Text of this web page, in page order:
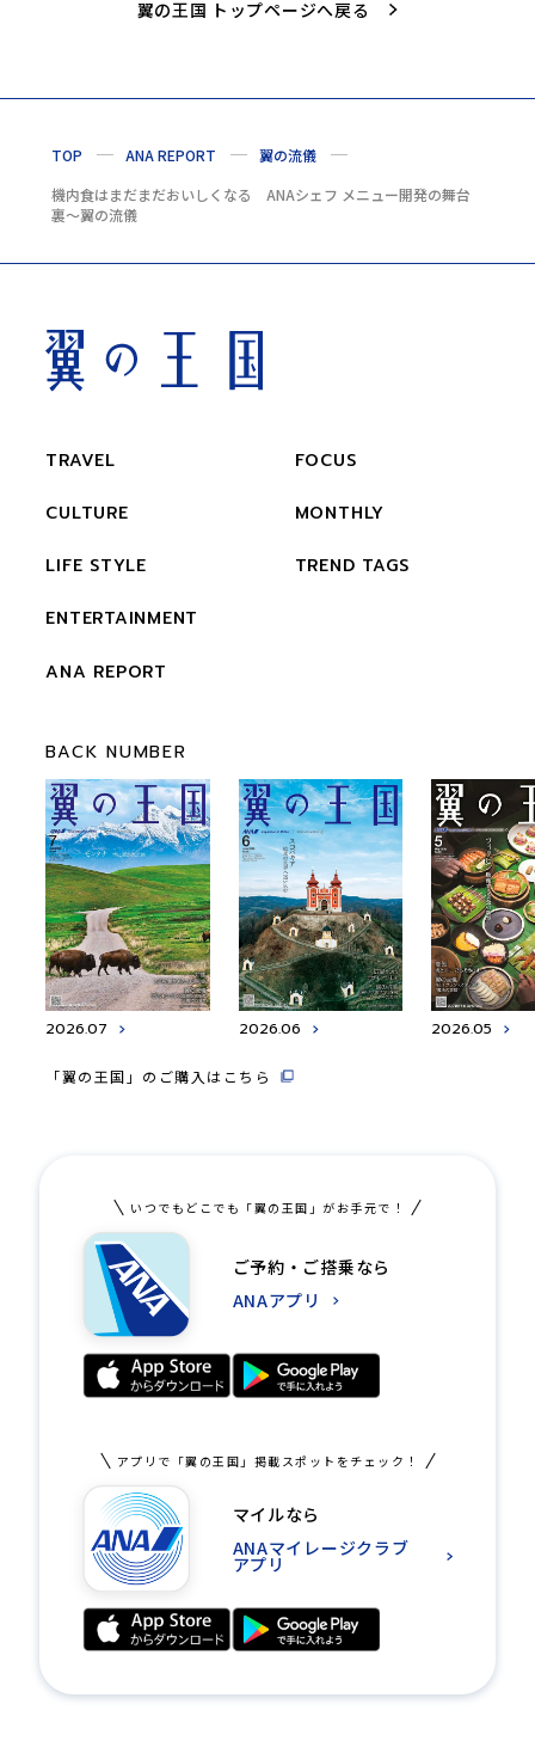
翼の王国 トップページへ戻る
TOP ANA REPORT
翼の流儀
機内食はまだまだおいしくなる ANAシェフ メニュー開発の舞台
裏〜翼の流儀
TRAVEL
CULTURE
LIFE STYLE
ENTERTAINMENT
ANA REPORT
FOCUS
MONTHLY
TREND TAGS
BACK NUMBER
2026.07 2026.06 2026.05
「翼の王国」のご購入はこちら
いつでもどこでも「翼の王国」がお手元で！
ご予約・ご搭乗なら
ANAアプリ
アプリで「翼の王国」掲載スポットをチェック！
マイルなら
ANAマイレージクラブ
アプリ